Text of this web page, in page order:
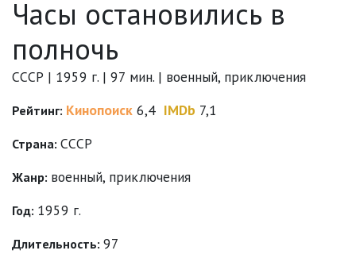
Часы остановились в
полночь
СССР | 1959 г. | 97 мин. | военный, приключения
Рейтинг: Кинопоиск 6,4 IMDb 7,1
Страна: СССР
Жанр: военный, приключения
Год: 1959 г.
Длительность: 97